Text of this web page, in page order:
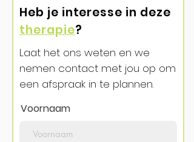
Heb je interesse in deze
therapie?
Laat het ons weten en we
nemen contact met jou op om
een afspraak in te plannen.
Voornaam